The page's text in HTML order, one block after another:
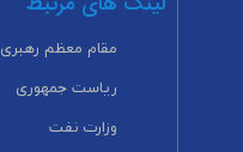
مقام معظم رهبری
ریاست جمهوری
وزارت نفت